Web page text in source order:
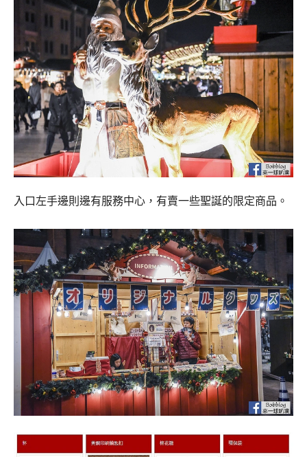
入口左手邊則邊有服務中心，有賣一些聖誕的限定商品。